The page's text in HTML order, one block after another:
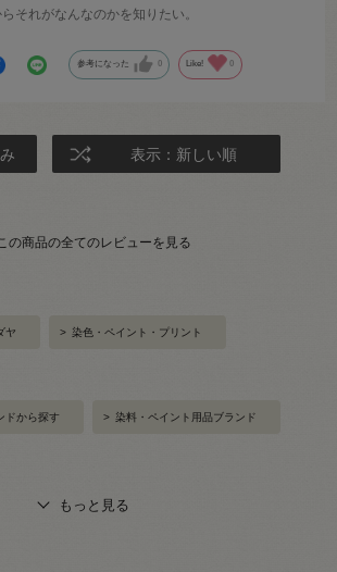
それがなんなのかを知りたい。
参考になった 0 Like! 0
表示：新しい順
の商品の全てのレビューを見る
ヤ > 染色・ペイント・プリント
ドから探す > 染料・ペイント用品ブランド
もっと見る